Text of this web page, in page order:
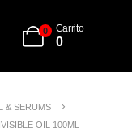
0 Carrito
0
& SERUMS
OIL 100ML